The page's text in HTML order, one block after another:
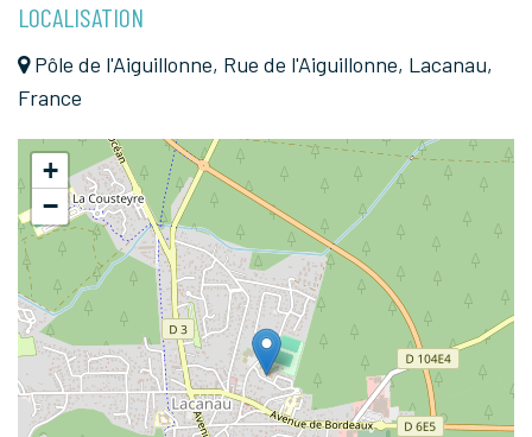
LOCALISATION
Pôle de l'Aiguillonne, Rue de l'Aiguillonne, Lacanau,
France
+
−